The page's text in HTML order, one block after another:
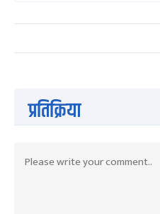
प्रतिक्रिया